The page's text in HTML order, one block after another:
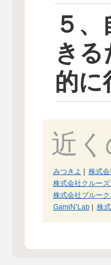
５
きる
的に
近
みつきよ 株式会
株式会社クルー
株式会社ブルー
GamiN’Lab| 株